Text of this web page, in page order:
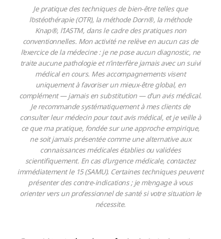
Je pratique des techniques de bien-être telles que
l’ostéothérapie (OTR), la méthode Dorn®, la méthode
Knap®, l’IASTM, dans le cadre des pratiques non
conventionnelles. Mon activité ne relève en aucun cas de
l’exercice de la médecine : je ne pose aucun diagnostic, ne
traite aucune pathologie et n’interfère jamais avec un suivi
médical en cours. Mes accompagnements visent
uniquement à favoriser un mieux-être global, en
complément — jamais en substitution — d’un avis médical.
Je recommande systématiquement à mes clients de
consulter leur médecin pour tout avis médical, et je veille à
ce que ma pratique, fondée sur une approche empirique,
ne soit jamais présentée comme une alternative aux
connaissances médicales établies ou validées
scientifiquement. En cas d’urgence médicale, contactez
immédiatement le 15 (SAMU). Certaines techniques peuvent
présenter des contre-indications ; je m’engage à vous
orienter vers un professionnel de santé si votre situation le
nécessite.